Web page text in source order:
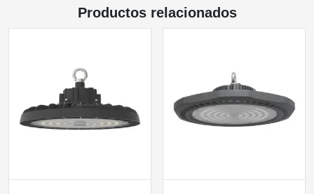
Productos relacionados